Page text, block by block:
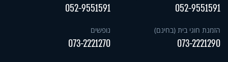
052-9551591
052-9551591
הזמנת חוגי בית (בחינם)
073-2221290
נופשים
073-2221270